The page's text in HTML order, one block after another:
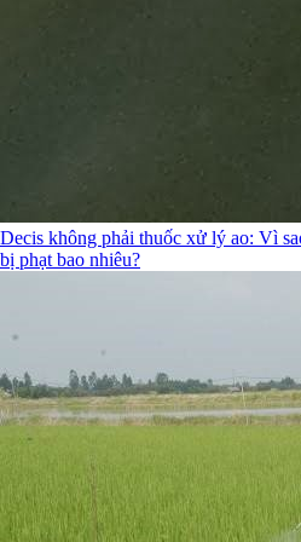
Decis không phải thuốc xử lý ao: Vì
bị phạt bao nhiêu?